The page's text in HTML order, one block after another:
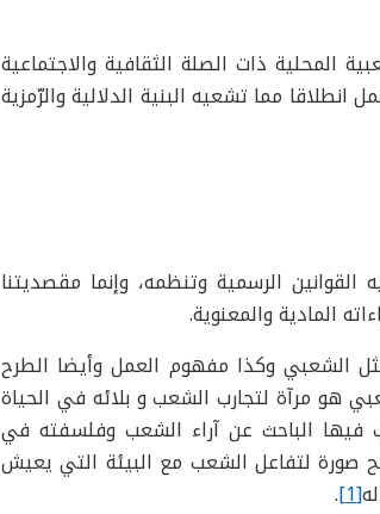
المحلية ذات الصلة الثقافية والاجتماعية
مما تشعيه البنية الدلالية والرّمزية
الرسمية وتنظمه، وإنما مقصديتنا
المادية والمعنوية.
الشعبي وكذا مفهوم العمل وأيضا الطرح
هو مرآة لتجارب الشعب و بلائه في الحياة
فيها الباحث عن آراء الشعب وفلسفته في
صورة لتفاعل الشعب مع البيئة التي يعيش
[1]
.